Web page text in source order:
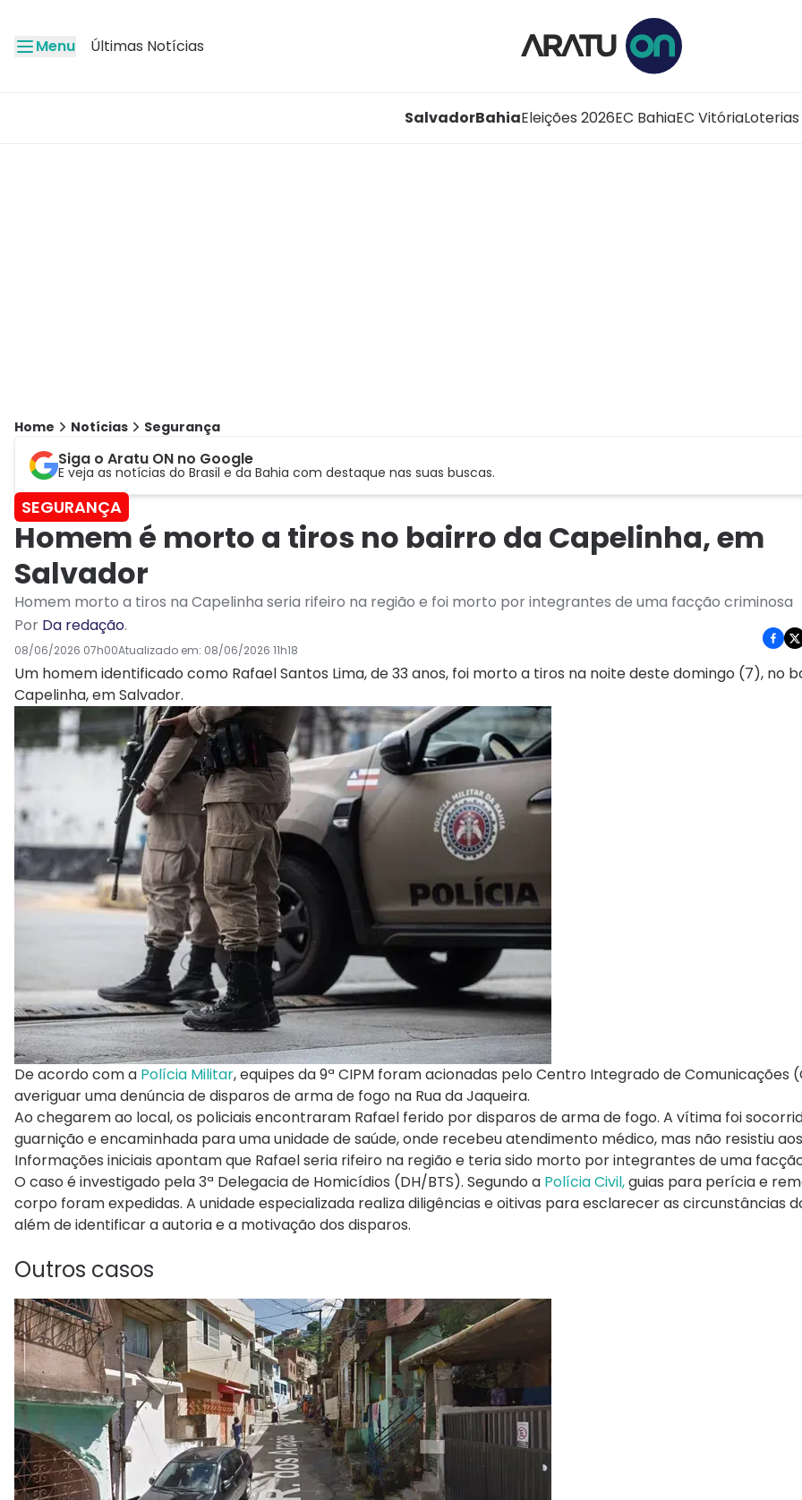
Menu Últimas Notícias
SalvadorBahiaEleições 2026EC BahiaEC VitóriaLoterias
Home Notícias Segurança
Siga o Aratu ON no Google
E veja as notícias do Brasil e da Bahia com destaque nas suas buscas.
SEGURANÇA
Homem é morto a tiros no bairro da Capelinha, em
Salvador
Homem morto a tiros na Capelinha seria rifeiro na região e foi morto por integrantes de uma facção criminosa
Por Da redação.
08/06/2026 07h00Atualizado em: 08/06/2026 11h18
Um homem identificado como Rafael Santos Lima, de 33 anos, foi morto a tiros na noite deste domingo (7), no
Capelinha, em Salvador.
De acordo com a Polícia Militar, equipes da 9ª CIPM foram acionadas pelo Centro Integrado de Comunicações
averiguar uma denúncia de disparos de arma de fogo na Rua da Jaqueira.
Ao chegarem ao local, os policiais encontraram Rafael ferido por disparos de arma de fogo. A vítima foi
guarnição e encaminhada para uma unidade de saúde, onde recebeu atendimento médico, mas não resistiu
Informações iniciais apontam que Rafael seria rifeiro na região e teria sido morto por integrantes de uma
O caso é investigado pela 3ª Delegacia de Homicídios (DH/BTS). Segundo a Polícia Civil,guias para perícia e
corpo foram expedidas. A unidade especializada realiza diligências e oitivas para esclarecer as circunstâncias
além de identificar a autoria e a motivação dos disparos.
Outros casos